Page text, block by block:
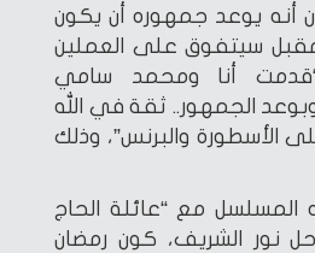
أنه يوعد جمهوره أن يكون
سيتفوق على العملين
“قدمت أنا ومحمد سامي
وبوعد الجمهور.. ثقة في الله
الأسطورة والبرنس”، وذلك
المسلسل مع “عائلة الحاج
نور الشريف، كون رمضان